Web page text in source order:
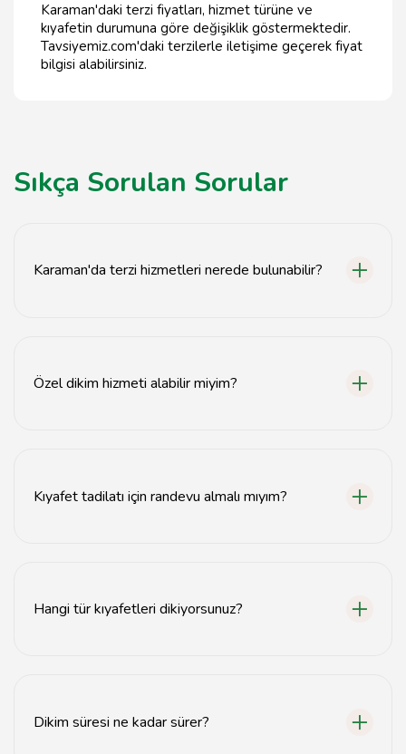
Karaman'daki terzi fiyatları, hizmet türüne ve
kıyafetin durumuna göre değişiklik göstermektedir.
Tavsiyemiz.com'daki terzilerle iletişime geçerek fiyat
bilgisi alabilirsiniz.
Sıkça Sorulan Sorular
Karaman'da terzi hizmetleri nerede bulunabilir?
Özel dikim hizmeti alabilir miyim?
Kıyafet tadilatı için randevu almalı mıyım?
Hangi tür kıyafetleri dikiyorsunuz?
Dikim süresi ne kadar sürer?